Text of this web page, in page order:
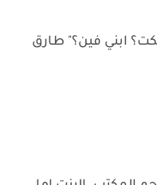
ابني فين؟" طارق